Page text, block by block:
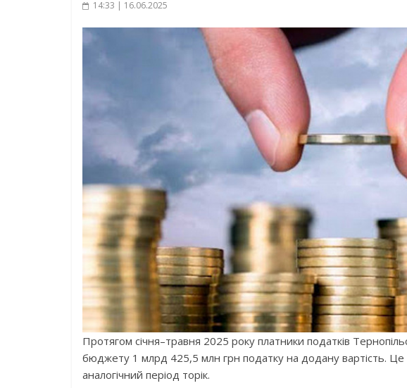
14:33 | 16.06.2025
Протягом січня–травня 2025 року платники податків
бюджету 1 млрд 425,5 млн грн податку на додану вартість.
аналогічний період торік.